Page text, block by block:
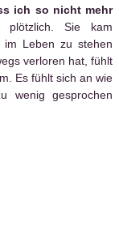
ich so nicht mehr
plötzlich. Sie kam
im Leben zu stehen
verloren hat, fühlt
Es fühlt sich an wie
wenig gesprochen